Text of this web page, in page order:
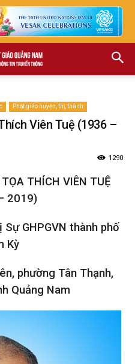
Phật giáo huyện, thị, thành
Viên Tuệ (1936 –
1290
THÍCH VIÊN TUỆ
2019)
GHPGVN thành phố
Kỳ
phường Tân Thạnh,
Quảng Nam